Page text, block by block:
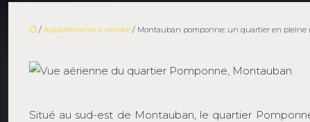
/ Appartements à vendre / Montauban pomponne: un quartier en pleine
Situé au sud-est de Montauban, le quartier